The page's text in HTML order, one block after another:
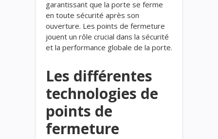
garantissant que la porte se ferme
en toute sécurité après son
ouverture. Les points de fermeture
jouent un rôle crucial dans la sécurité
et la performance globale de la porte.
Les différentes
technologies de
points de
fermeture